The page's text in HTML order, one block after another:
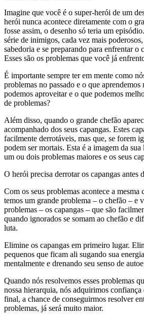
Imagine que você é o super-herói de um
herói nunca acontece diretamente com o
fosse assim, o desenho só teria um
série de inimigos, cada vez mais
sabedoria e se preparando para enfrentar o
Esses são os problemas que você já
É importante sempre ter em mente como
problemas no passado e o que aprendemos
podemos aproveitar e o que podemos
de problemas?
Além disso, quando o grande chefão
acompanhado dos seus capangas. Estes
facilmente derrotáveis, mas que, se forem
podem ser mortais. Esta é a imagem da
um ou dois problemas maiores e os seus
O herói precisa derrotar os capangas antes
Com os seus problemas acontece a
temos um grande problema – o chefão – e
problemas – os capangas – que são
quando ignorados se somam ao chefão e
luta.
Elimine os capangas em primeiro lugar.
pequenos que ficam ali sugando sua
mentalmente e drenando seu senso de
Quando nós resolvemos esses problemas
nossa hierarquia, nós adquirimos
final, a chance de conseguirmos resolver
problemas, já será muito maior.